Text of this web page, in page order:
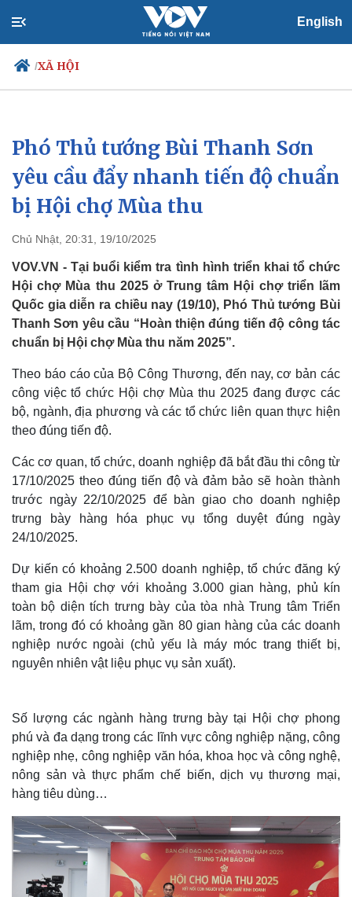
English
/XÃ HỘI
Chính trị
Đảng
Tổ chức nhân sự
Quốc hội
Nhận diện sự thật
Xã hội
Tin 24h
Dự báo thời tiết
Giáo dục
Phó Thủ tướng Bùi Thanh Sơn
yêu cầu đẩy nhanh tiến độ chuẩn
bị Hội chợ Mùa thu
Chủ Nhật, 20:31, 19/10/2025
VOV.VN - Tại buổi kiểm tra tình hình triển khai tổ chức
Hội chợ Mùa thu 2025 ở Trung tâm Hội chợ triển lãm
Quốc gia diễn ra chiều nay (19/10), Phó Thủ tướng Bùi
Thanh Sơn yêu cầu “Hoàn thiện đúng tiến độ công tác
chuẩn bị Hội chợ Mùa thu năm 2025”.
Theo báo cáo của Bộ Công Thương, đến nay, cơ bản các
công việc tổ chức Hội chợ Mùa thu 2025 đang được các
bộ, ngành, địa phương và các tổ chức liên quan thực hiện
theo đúng tiến độ.
Các cơ quan, tổ chức, doanh nghiệp đã bắt đầu thi công từ
17/10/2025 theo đúng tiến độ và đảm bảo sẽ hoàn thành
trước ngày 22/10/2025 để bàn giao cho doanh nghiệp
trưng bày hàng hóa phục vụ tổng duyệt đúng ngày
24/10/2025.
Dự kiến có khoảng 2.500 doanh nghiệp, tổ chức đăng ký
tham gia Hội chợ với khoảng 3.000 gian hàng, phủ kín
toàn bộ diện tích trưng bày của tòa nhà Trung tâm Triển
lãm, trong đó có khoảng gần 80 gian hàng của các doanh
nghiệp nước ngoài (chủ yếu là máy móc trang thiết bị,
nguyên nhiên vật liệu phục vụ sản xuất).
Số lượng các ngành hàng trưng bày tại Hội chợ phong
phú và đa dạng trong các lĩnh vực công nghiệp nặng, công
nghiệp nhẹ, công nghiệp văn hóa, khoa học và công nghệ,
nông sản và thực phẩm chế biến, dịch vụ thương mại,
hàng tiêu dùng…